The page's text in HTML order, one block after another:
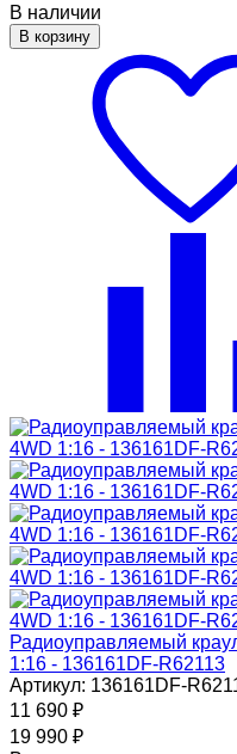
В наличии
В корзину
Радиоуправляемый
1:16 - 136161DF-R62113
Артикул: 136161DF-
11 690 ₽
19 990 ₽